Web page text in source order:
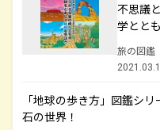
不思議
学とと
旅の図鑑
「地球の歩き方」図鑑シ
石の世界！